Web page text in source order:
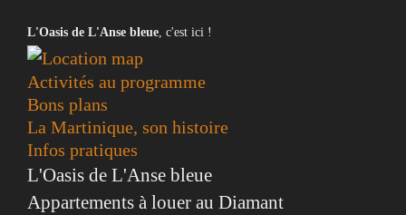
L'Oasis de L'Anse bleue , c'est ici !
Activités au programme
Bons plans
La Martinique, son histoire
Infos pratiques
L'Oasis de L'Anse bleue
Appartements à louer au Diamant